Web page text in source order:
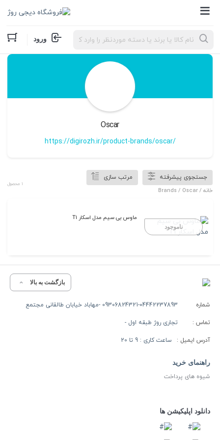
Products
search ورود
Oscar
https://digirozh.ir/product-brands/oscar/
جستجوی پیشرفته
مرتب سازی
خانه / Brands / Oscar
1 محصول
ناموجود
ماوس بی سیم مدل اسکار T1
بازگشت به بالا
شماره
تماس :
09306824321-04442237893 -مهاباد خیابان طالقانی مجتمع
تجاری روژ طبقه اول -
آدرس ایمیل : ساعت کاری : 9 تا 20
راهنمای خرید
شیوه های پرداخت
دانلود اپلیکیشن ها